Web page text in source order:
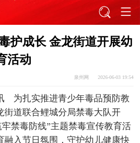
护成长 金龙街道开展幼
活动
泉州网 2026-06-03 19:54
为扎实推进青少年毒品预防教
街道联合鲤城分局禁毒大队开
禁毒防线”主题禁毒宣传教育活
融入节日氛围，守护幼儿健康快